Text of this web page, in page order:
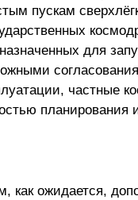
пускам
для
частные
как ожидается,